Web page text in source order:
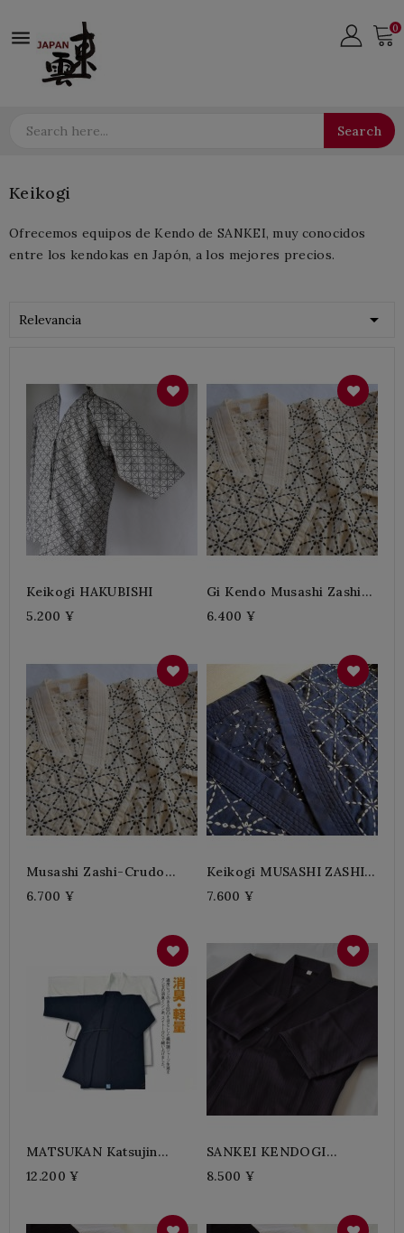
 0
Search
Keikogi
Ofrecemos equipos de Kendo de SANKEI, muy conocidos
entre los kendokas en Japón, a los mejores precios.
Relevancia 
Keikogi HAKUBISHI
5.200 ¥
Gi Kendo Musashi Zashi-
Crudo
6.400 ¥
Musashi Zashi-Crudo
Tamaño 6
6.700 ¥
Keikogi MUSASHI ZASHI
AZUL
7.600 ¥
MATSUKAN Katsujin
Knitwear
12.200 ¥
SANKEI KENDOGI
TANREN
8.500 ¥